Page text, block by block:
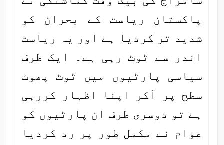
پاکستان ریاست کے بحران کو
شدید تر کردیا ہے اور یہ ریاست
اندر سے ٹوٹ رہی ہے۔ ایک طرف
سیاسی پارٹیوں میں ٹوٹ پھوٹ
سطح پر آکر اپنا اظہار کررہی
ہے تو دوسری طرف ان پارٹیوں کو
عوام نے مکمل طور پر رد کردیا